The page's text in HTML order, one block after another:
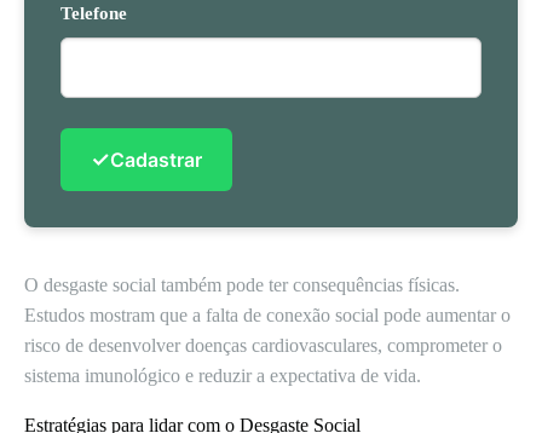
Telefone
✓Cadastrar
O desgaste social também pode ter consequências físicas.
Estudos mostram que a falta de conexão social pode aumentar o
risco de desenvolver doenças cardiovasculares, comprometer o
sistema imunológico e reduzir a expectativa de vida.
Estratégias para lidar com o Desgaste Social